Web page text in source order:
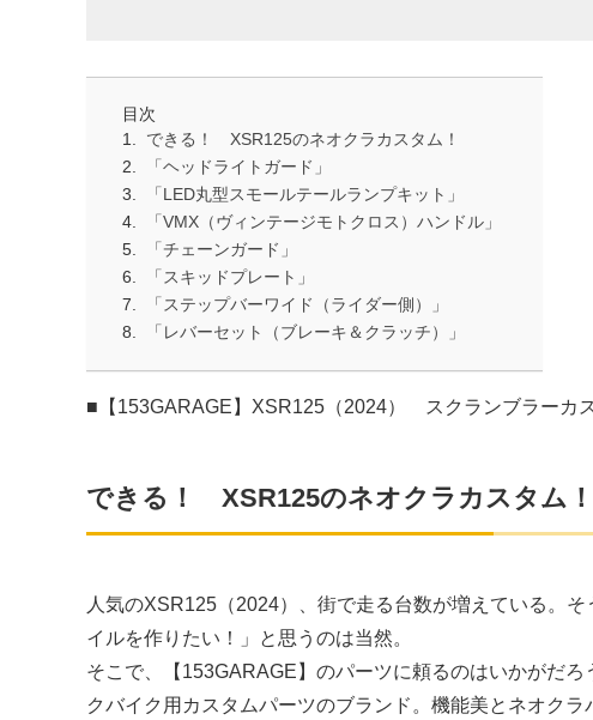
目次
できる！ XSR125のネオクラカスタム！
「ヘッドライトガード」
「LED丸型スモールテールランプキット」
「VMX（ヴィンテージモトクロス）ハンドル」
「チェーンガード」
「スキッドプレート」
「ステップバーワイド（ライダー側）」
「レバーセット（ブレーキ＆クラッチ）」
■【153GARAGE】XSR125（2024） スクランブラーカ
できる！ XSR125のネオクラカスタム！
人気のXSR125（2024）、街で走る台数が増えている。
イルを作りたい！」と思うのは当然。
そこで、【153GARAGE】のパーツに頼るのはいかがだ
クバイク用カスタムパーツのブランド。機能美とネオクラ